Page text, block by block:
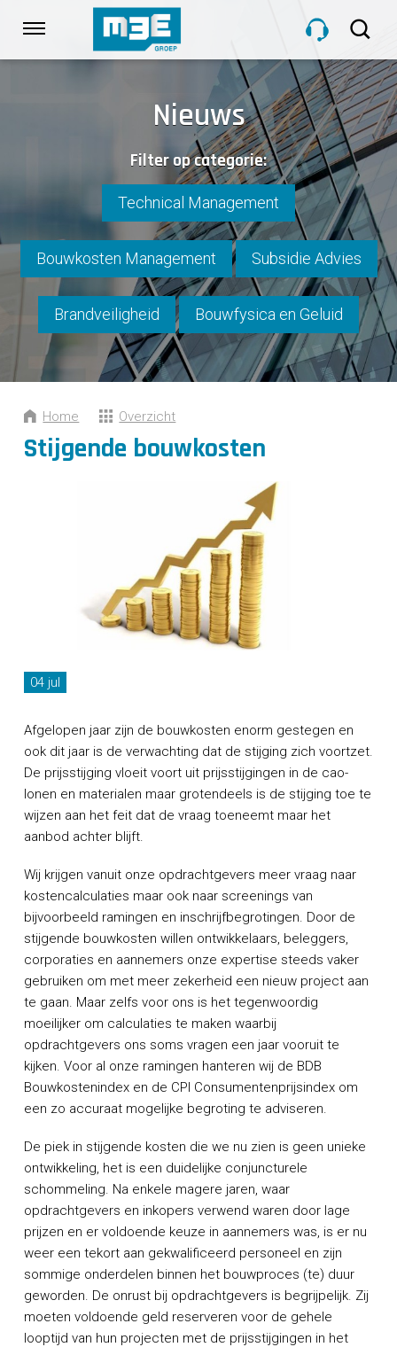
links
PROJECTEN
OVER M3E
NIEUWS
CONTACT
Nieuws
Filter op categorie:
Technical Management
Bouwkosten Management Subsidie Advies
Brandveiligheid Bouwfysica en Geluid
Home Overzicht
Stijgende bouwkosten
04 jul
Afgelopen jaar zijn de bouwkosten enorm gestegen en
ook dit jaar is de verwachting dat de stijging zich voortzet.
De prijsstijging vloeit voort uit prijsstijgingen in de cao-
lonen en materialen maar grotendeels is de stijging toe te
wijzen aan het feit dat de vraag toeneemt maar het
aanbod achter blijft.
Wij krijgen vanuit onze opdrachtgevers meer vraag naar
kostencalculaties maar ook naar screenings van
bijvoorbeeld ramingen en inschrijfbegrotingen. Door de
stijgende bouwkosten willen ontwikkelaars, beleggers,
corporaties en aannemers onze expertise steeds vaker
gebruiken om met meer zekerheid een nieuw project aan
te gaan. Maar zelfs voor ons is het tegenwoordig
moeilijker om calculaties te maken waarbij
opdrachtgevers ons soms vragen een jaar vooruit te
kijken. Voor al onze ramingen hanteren wij de BDB
Bouwkostenindex en de CPI Consumentenprijsindex om
een zo accuraat mogelijke begroting te adviseren.
De piek in stijgende kosten die we nu zien is geen unieke
ontwikkeling, het is een duidelijke conjuncturele
schommeling. Na enkele magere jaren, waar
opdrachtgevers en inkopers verwend waren door lage
prijzen en er voldoende keuze in aannemers was, is er nu
weer een tekort aan gekwalificeerd personeel en zijn
sommige onderdelen binnen het bouwproces (te) duur
geworden. De onrust bij opdrachtgevers is begrijpelijk. Zij
moeten voldoende geld reserveren voor de gehele
looptijd van hun projecten met de prijsstijgingen in het